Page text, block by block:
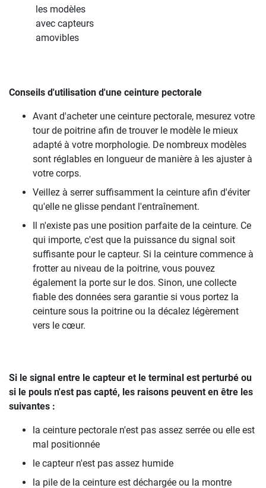
les modèles
avec capteurs
amovibles
Conseils d'utilisation d'une ceinture pectorale
Avant d'acheter une ceinture pectorale, mesurez votre
tour de poitrine afin de trouver le modèle le mieux
adapté à votre morphologie. De nombreux modèles
sont réglables en longueur de manière à les ajuster à
votre corps.
Veillez à serrer suffisamment la ceinture afin d'éviter
qu'elle ne glisse pendant l'entraînement.
Il n'existe pas une position parfaite de la ceinture. Ce
qui importe, c'est que la puissance du signal soit
suffisante pour le capteur. Si la ceinture commence à
frotter au niveau de la poitrine, vous pouvez
également la porte sur le dos. Sinon, une collecte
fiable des données sera garantie si vous portez la
ceinture sous la poitrine ou la décalez légèrement
vers le cœur.
Si le signal entre le capteur et le terminal est perturbé ou
si le pouls n'est pas capté, les raisons peuvent en être les
suivantes :
la ceinture pectorale n'est pas assez serrée ou elle est
mal positionnée
le capteur n'est pas assez humide
la pile de la ceinture est déchargée ou la montre